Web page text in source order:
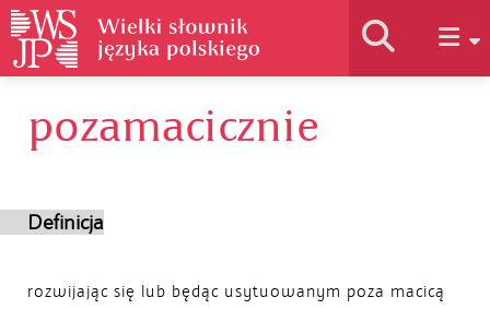
Historia słownika
pozamacicznie
Definicja
rozwijając się lub będąc usytuowanym poza macicą